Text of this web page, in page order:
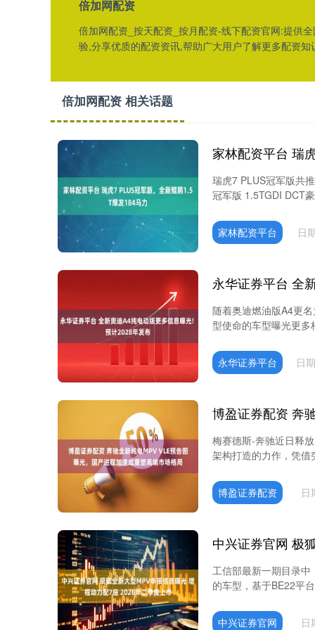
倍加网配资
倍加网配资_按天配资_按月配资-线下配资官网:提供
验,分享优质的配资资讯,帮助广大用户了解更多配资知
倍加网配资 相关话题
瑞虎7 PLUS冠军版共
冠军版 1.5TGDI DCT
家林配资平台 日
随着奥迪燃油版A4更
型使命的车型曝光更
永华证券平台 日
梅赛德斯-奔驰近日释
架构打造的力作，凭
博盈证券配资 日
工信部最新一期目录
的车型，基于BE22平
中兴证券官网 日